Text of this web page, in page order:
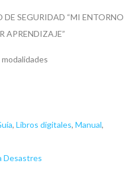
SEGURIDAD “MI ENTORNO
APRENDIZAJE”
, Libros digitales, Manual,
Desastres